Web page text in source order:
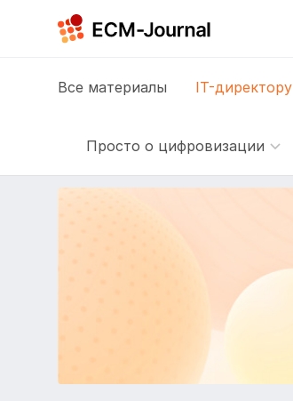
Все материалы IT-директору
Просто о цифровизации